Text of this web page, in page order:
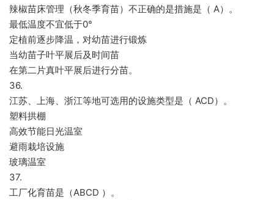
辣椒苗床管理（秋冬季育苗）不正确的是措施是（ A）。
最低温度不宜低于0°
定植前逐步降温，对幼苗进行锻炼
当幼苗子叶平展后及时间苗
在第二片真叶平展后进行分苗。
36.
江苏、上海、浙江等地可选用的设施类型是（ ACD）。
塑料拱棚
高效节能日光温室
避雨栽培设施
玻璃温室
37.
工厂化育苗是（ABCD ）。